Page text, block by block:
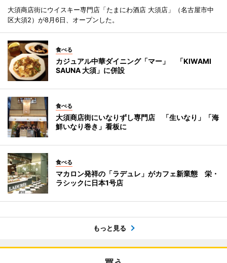
大須商店街にウイスキー専門店「たまにわ酒店 大須店」（名古屋市中
区大須2）が8月6日、オープンした。
食べる
カジュアル中華ダイニング「マー」 「KIWAMI
SAUNA 大須」に併設
食べる
大須商店街にいなりずし専門店 「生いなり」「海
鮮いなり巻き」看板に
食べる
マカロン発祥の「ラデュレ」がカフェ新業態 栄・
ラシックに日本1号店
もっと見る